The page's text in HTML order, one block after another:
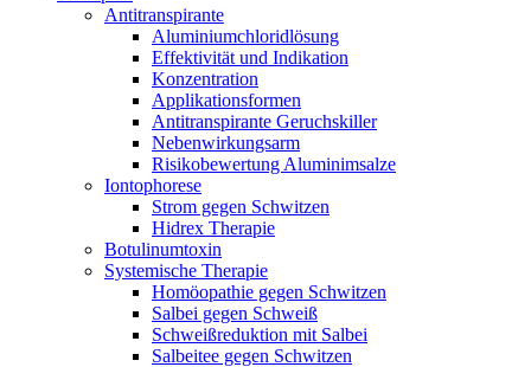
Antitranspirante
Aluminiumchloridlösung
Effektivität und Indikation
Konzentration
Applikationsformen
Antitranspirante Geruchskiller
Nebenwirkungsarm
Risikobewertung Aluminimsalze
Iontophorese
Strom gegen Schwitzen
Hidrex Therapie
Botulinumtoxin
Systemische Therapie
Homöopathie gegen Schwitzen
Salbei gegen Schweiß
Schweißreduktion mit Salbei
Salbeitee gegen Schwitzen